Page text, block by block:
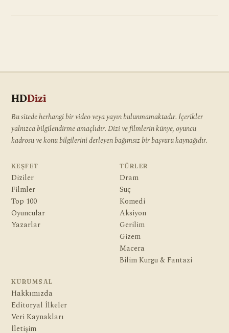
HDDizi
Bu sitede herhangi bir video veya yayın bulunmamaktadır. İçerikler
yalnızca bilgilendirme amaçlıdır. Dizi ve filmlerin künye, oyuncu
kadrosu ve konu bilgilerini derleyen bağımsız bir başvuru kaynağıdır.
KEŞFET
Diziler
Filmler
Top 100
Oyuncular
Yazarlar
TÜRLER
Dram
Suç
Komedi
Aksiyon
Gerilim
Gizem
Macera
Bilim Kurgu & Fantazi
KURUMSAL
Hakkımızda
Editoryal İlkeler
Veri Kaynakları
İletişim